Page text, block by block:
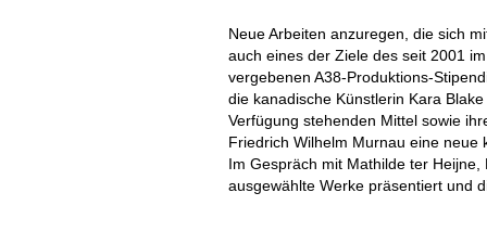
Neue Arbeiten anzuregen, die sich
auch eines der Ziele des seit 2001
vergebenen A38-Produktions-
die kanadische Künstlerin Kara
Verfügung stehenden Mittel sowie
Friedrich Wilhelm Murnau eine neue
Im Gespräch mit Mathilde ter
ausgewählte Werke präsentiert und